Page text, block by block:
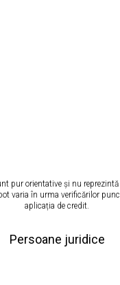
pur orientative și nu
varia în urma verificărilor
aplicația de credit.
Persoane juridice